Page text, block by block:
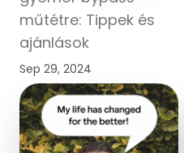
műtétre: Tippek és
ajánlások
Sep 29, 2024